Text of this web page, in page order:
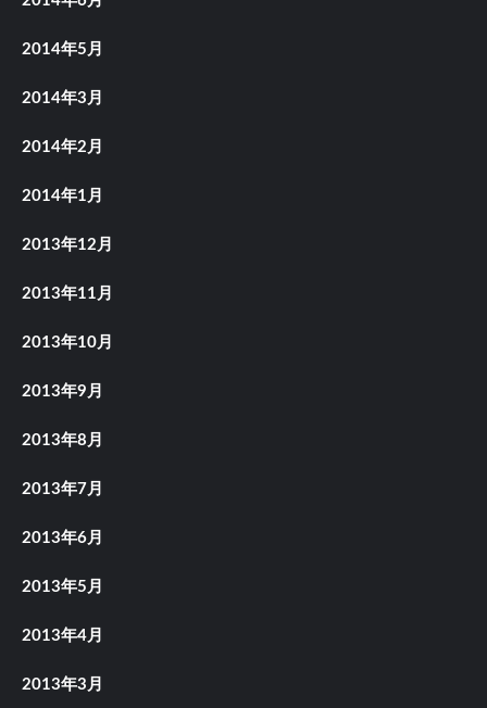
2014年5月
2014年3月
2014年2月
2014年1月
2013年12月
2013年11月
2013年10月
2013年9月
2013年8月
2013年7月
2013年6月
2013年5月
2013年4月
2013年3月